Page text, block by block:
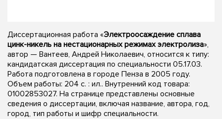
Диссертационная работа «Электроосаждение сплава
цинк-никель на нестационарных режимах электролиза»,
автор — Вантеев, Андрей Николаевич, относится к типу:
кандидатская диссертация по специальности 05.17.03.
Работа подготовлена в городе Пенза в 2005 году.
Объем работы: 204 с. : ил.. Внутренний код товара:
01002853027. На странице представлены основные
сведения о диссертации, включая название, автора, год,
город, тип работы и шифр специальности.